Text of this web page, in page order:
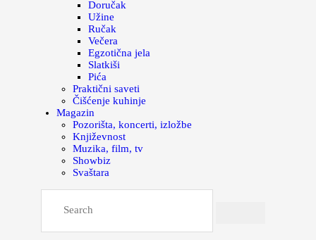
Doručak
Užine
Ručak
Večera
Egzotična jela
Slatkiši
Pića
Praktični saveti
Čišćenje kuhinje
Magazin
Pozorišta, koncerti, izložbe
Književnost
Muzika, film, tv
Showbiz
Svaštara